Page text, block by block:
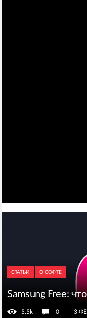
СТАТЬИ О СОФТЕ
Samsung Free:
5.5k 0 3